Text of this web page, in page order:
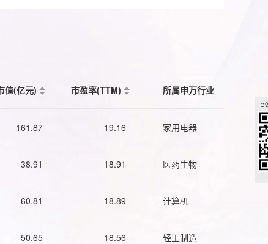
值(亿元) 市盈率(TTM) 所属申万行业
161.87 19.16 家用电器
38.91 18.91 医药生物
60.81 18.89 计算机
50.65 18.56 轻工制造